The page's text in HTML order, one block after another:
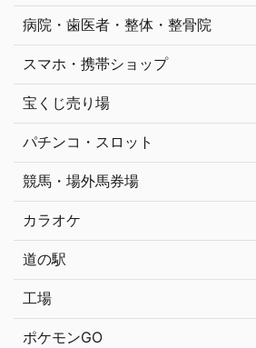
病院・歯医者・整体・整骨院
スマホ・携帯ショップ
宝くじ売り場
パチンコ・スロット
競馬・場外馬券場
カラオケ
道の駅
工場
ポケモンGO